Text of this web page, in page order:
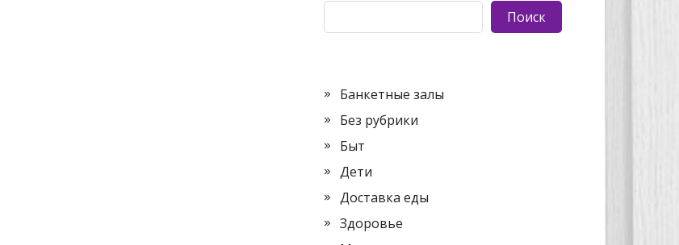
Поиск
Банкетные залы
Без рубрики
Быт
Дети
Доставка еды
Здоровье